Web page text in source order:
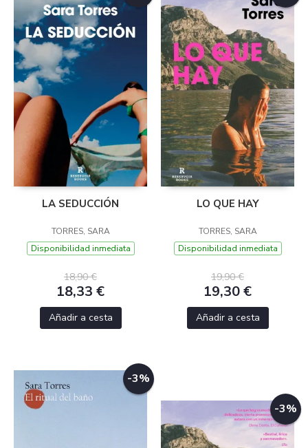
LA SEDUCCIÓN
TORRES, SARA
Disponibilidad inmediata
18,90 €
18,33 €
Añadir a cesta
LO QUE HAY
TORRES, SARA
Disponibilidad inmediata
19,90 €
19,30 €
Añadir a cesta
-3%
-3%